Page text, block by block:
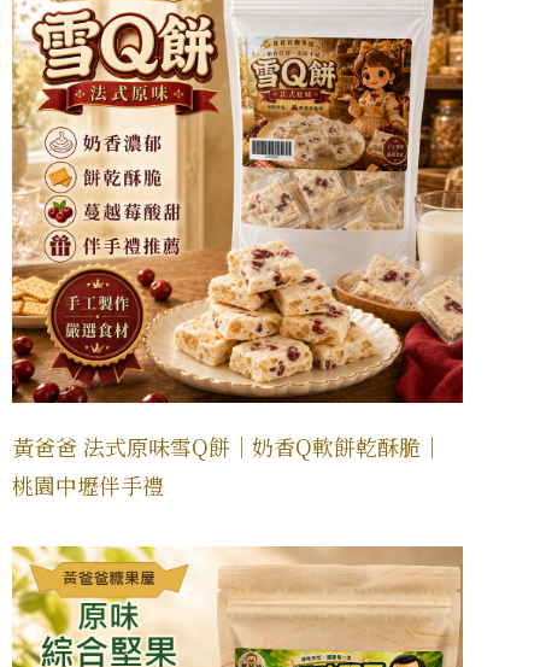
黃爸爸 法式原味雪Q餅｜奶香Q軟餅乾酥脆｜
桃園中壢伴手禮